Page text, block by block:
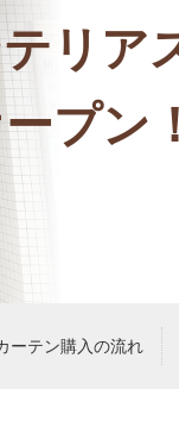
リア
プン
ーテン購入の流れ